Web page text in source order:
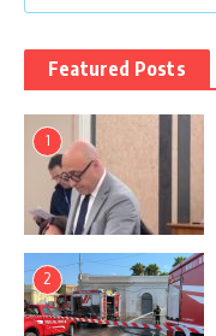
Featured Posts
1
2